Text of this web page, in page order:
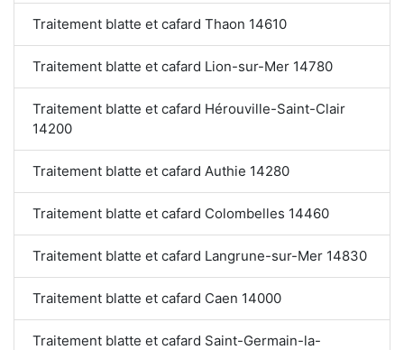
Traitement blatte et cafard Thaon 14610
Traitement blatte et cafard Lion-sur-Mer 14780
Traitement blatte et cafard Hérouville-Saint-Clair
14200
Traitement blatte et cafard Authie 14280
Traitement blatte et cafard Colombelles 14460
Traitement blatte et cafard Langrune-sur-Mer 14830
Traitement blatte et cafard Caen 14000
Traitement blatte et cafard Saint-Germain-la-